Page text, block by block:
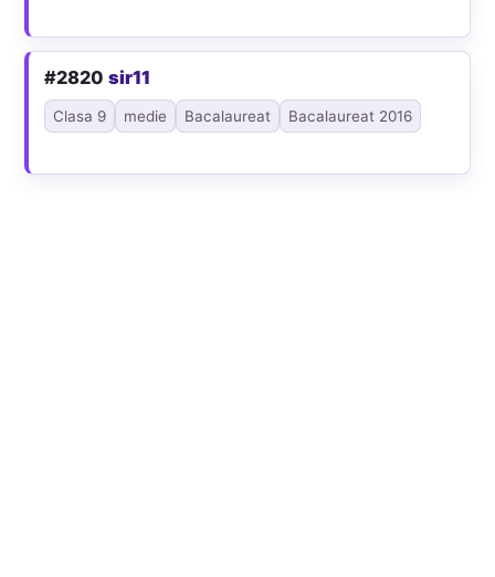
#2820sir11
Clasa 9 medie Bacalaureat Bacalaureat 2016